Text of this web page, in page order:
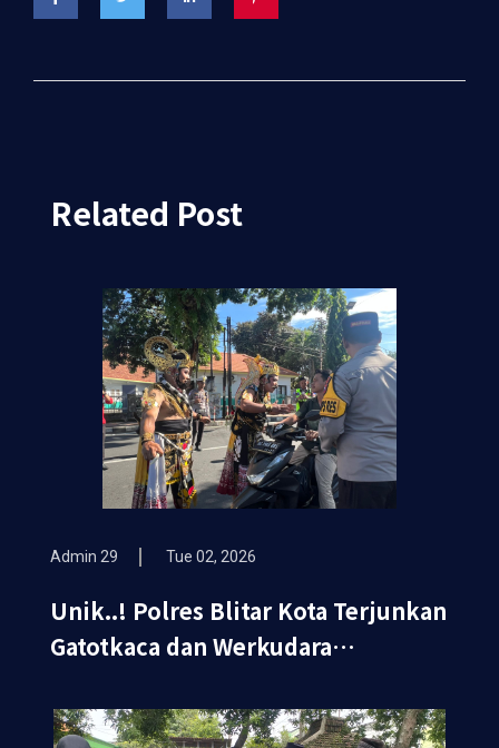
Related Post
Admin 29 Tue 02, 2026
Unik..! Polres Blitar Kota Terjunkan
Gatotkaca dan Werkudara
Semeru 2026